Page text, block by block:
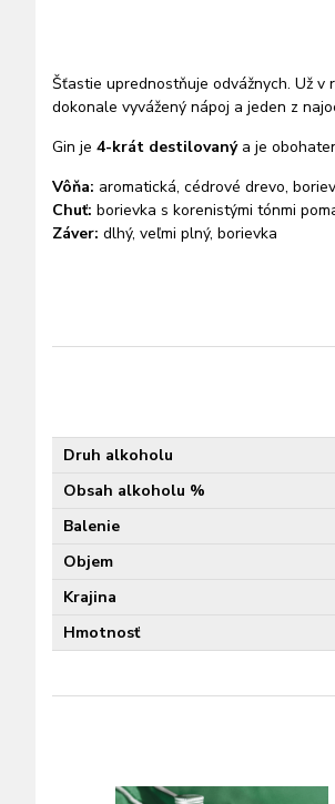
Šťastie uprednostňuje odvážnych. Už v
dokonale vyvážený nápoj a jeden z
Gin je 4-krát destilovanýa je
Vôňa: aromatická, cédrové drevo,
Chuť: borievka s korenistými tónmi
Záver: dlhý, veľmi plný, borievka
Druh alkoholu
Obsah alkoholu %
Balenie
Objem
Krajina
Hmotnosť